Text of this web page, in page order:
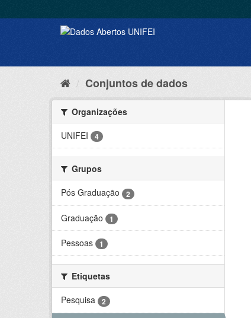
Conjuntos de dados
Organizações
UNIFEI
4
Grupos
Pós Graduação
2
Graduação 1
Pessoas 1
Etiquetas
Pesquisa
2